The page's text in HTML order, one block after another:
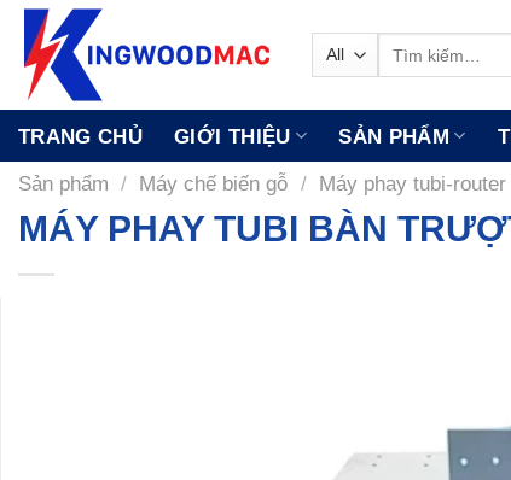
Skip
content
TRANG CHỦ GIỚI THIỆU SẢN PHẨM
Sản phẩm / Máy chế biến gỗ / Máy phay tubi-router
MÁY PHAY TUBI BÀN